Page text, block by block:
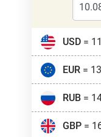
USD=
EUR=
RUB=
GBP=